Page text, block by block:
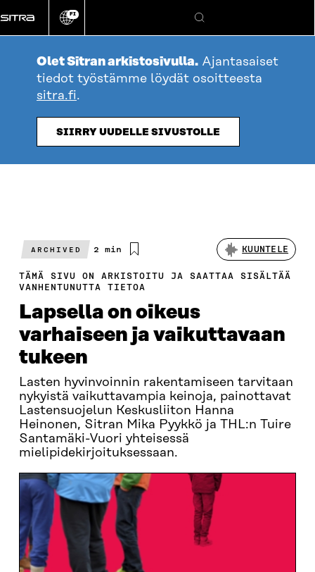
suoraan
sisältöön
Vaihda
kieli
FI
Hae
Olet Sitran arkistosivulla. Ajantasaiset
tiedot työstämme löydät osoitteesta
sitra.fi.
SIIRRY UUDELLE SIVUSTOLLE
ARCHIVED
Arvioitu
2 min KUUNTELE
TÄMÄ SIVU ON ARKISTOITU JA SAATTAA SISÄLTÄÄ
VANHENTUNUTTA TIETOA
Lapsella on oikeus
varhaiseen ja vaikuttavaan
tukeen
Lasten hyvinvoinnin rakentamiseen tarvitaan
nykyistä vaikuttavampia keinoja, painottavat
Lastensuojelun Keskusliiton Hanna
Heinonen, Sitran Mika Pyykkö ja THL:n Tuire
Santamäki-Vuori yhteisessä
mielipidekirjoituksessaan.